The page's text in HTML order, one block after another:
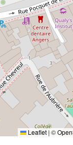
Leaflet|©